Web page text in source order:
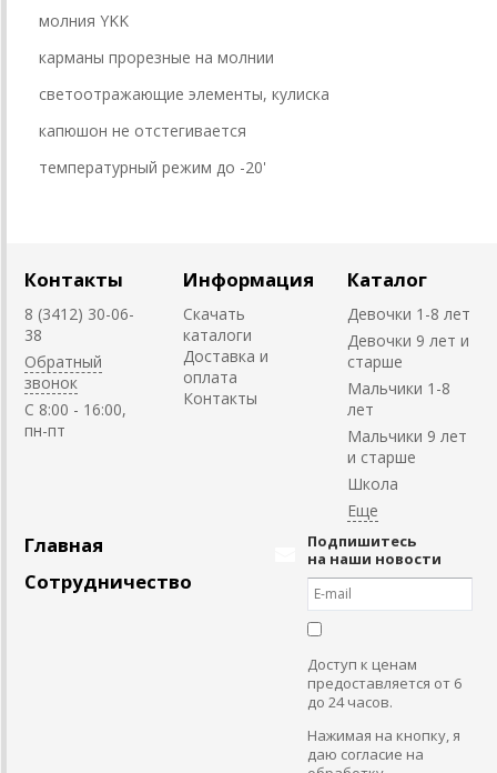
молния YKK
карманы прорезные на молнии
светоотражающие элементы, кулиска
капюшон не отстегивается
температурный режим до -20'
Контакты
8 (3412) 30-06-
38
Обратный
звонок
C 8:00 - 16:00,
пн-пт
Информация
Скачать
каталоги
Доставка и
оплата
Контакты
Каталог
Девочки 1-8 лет
Девочки 9 лет и
старше
Мальчики 1-8
лет
Мальчики 9 лет
и старше
Школа
Главная
Сотрудничество
Подпишитесь
на наши новости
Доступ к ценам
предоставляется от 6
до 24 часов.
Нажимая на кнопку, я
даю согласие на